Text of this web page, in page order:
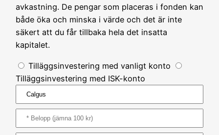
avkastning. De pengar som placeras i fonden kan
både öka och minska i värde och det är inte
säkert att du får tillbaka hela det insatta
kapitalet.
Tilläggsinvestering med vanligt konto
Tilläggsinvestering med ISK-konto